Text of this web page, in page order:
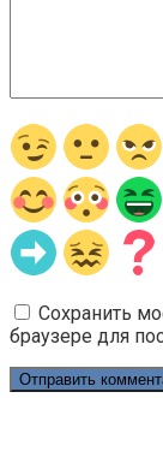
Сохранить
браузере для